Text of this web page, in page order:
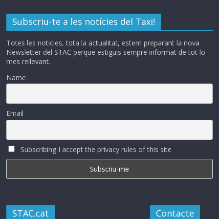
Subscriu-te a les notícies del Taxi!
Totes les noticies, tota la actualitat, estem preparant la nova
Newsletter del STAC perque estiguis sempre informat de tot lo
mes rellevant.
Name
Email
Subscribing I accept the privacy rules of this site
STAC.cat Contacte